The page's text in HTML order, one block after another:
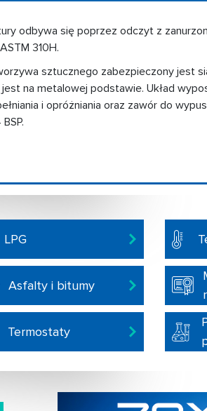
odbywa się poprzez odczyt z
310H.
sztucznego zabezpieczony jest
na metalowej podstawie. Układ
i opróżniania oraz zawór do
LPG
Asfalty i bitumy
Termostaty